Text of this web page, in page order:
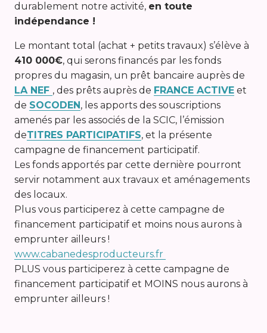
durablement notre activité, en toute
indépendance !
Le montant total (achat + petits travaux) s’élève à
410 000€, qui serons financés par les fonds
propres du magasin, un prêt bancaire auprès de
LA NEF , des prêts auprès de FRANCE ACTIVE et
de SOCODEN , les apports des souscriptions
amenés par les associés de la SCIC, l’émission
deTITRES PARTICIPATIFS, et la présente
campagne de financement participatif.
Les fonds apportés par cette dernière pourront
servir notamment aux travaux et aménagements
des locaux.
Plus vous participerez à cette campagne de
financement participatif et moins nous aurons à
emprunter ailleurs !
www.cabanedesproducteurs.fr
PLUS vous participerez à cette campagne de
financement participatif et MOINS nous aurons à
emprunter ailleurs !